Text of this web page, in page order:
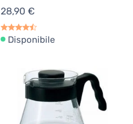
28,90 €
Disponibile